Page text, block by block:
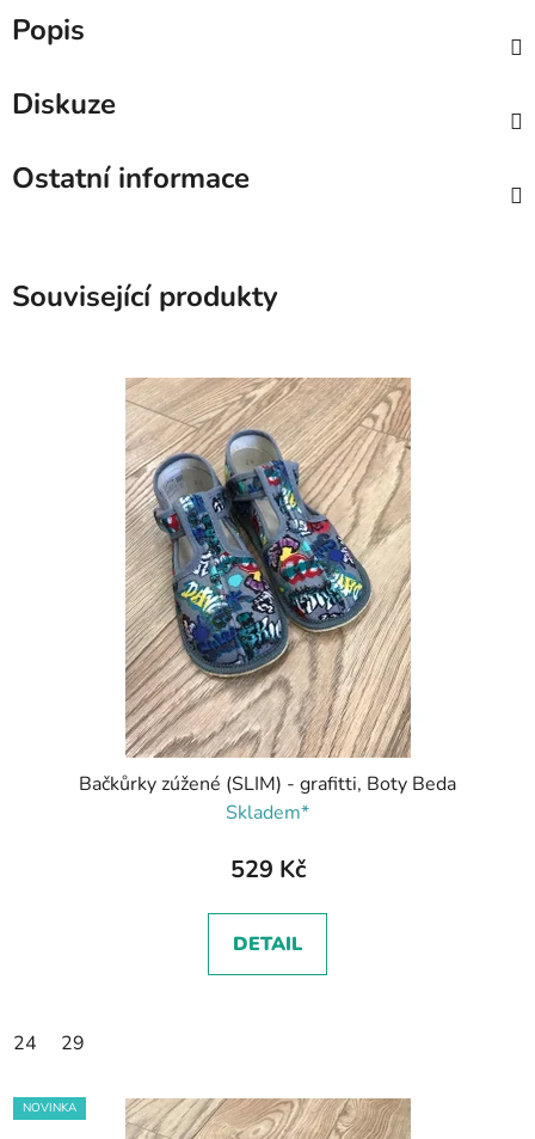
Popis
Diskuze
Ostatní informace
Související produkty
Bačkůrky zúžené (SLIM) - grafitti, Boty Beda
Skladem*
529 Kč
DETAIL
24 29
NOVINKA